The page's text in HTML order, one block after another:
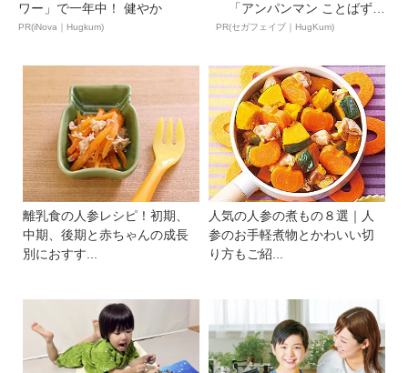
ワー」で一年中！ 健やか
PR(iNova｜Hugkum)
「アンパンマン ことばずか
ん...
PR(セガフェイブ｜HugKum)
離乳食の人参レシピ！初期、
中期、後期と赤ちゃんの成長
別におすす...
人気の人参の煮もの８選｜人
参のお手軽煮物とかわいい切
り方もご紹...